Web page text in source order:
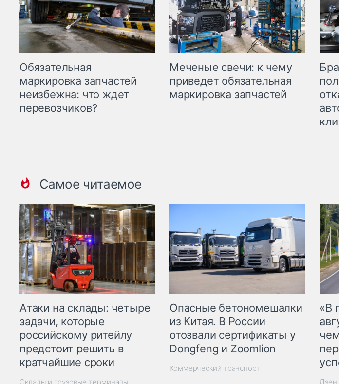
Обязательная
маркировка запчастей
неизбежна: что ждет
перевозчиков?
Меченые свечи: к чему
приведет обязательная
маркировка запчастей
Самое читаемое
Атаки на склады: четыре
задачи, которые
российскому ритейлу
предстоит решить в
кратчайшие сроки
Склады и грузовые терминалы
Опасные бетономешалки
из Китая. В России
отозвали сертификаты у
Dongfeng и Zoomlion
Коммерческий транспорт
«В
Дзен